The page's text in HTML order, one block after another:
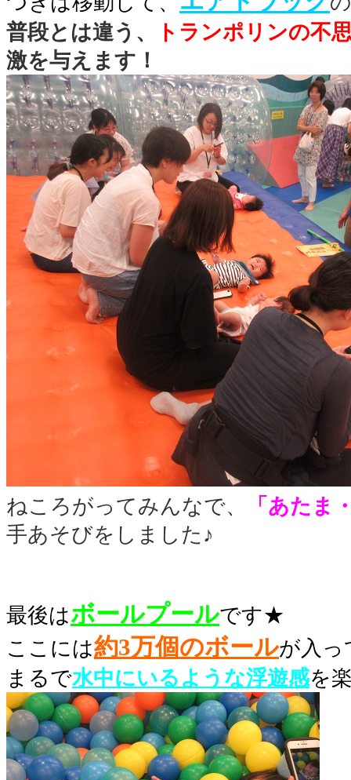
普段とは違う、
トランポリンの不
激を与えます！
ねころがってみんなで、
「あたま
手あそびをしました♪
最後はボールプールです★
ここには約3万個のボールが入っ
まるで水中にいるような浮遊感を